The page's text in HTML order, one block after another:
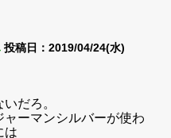
投稿日：2019/04/24(水)
だろ。
ャーマンシルバーが使わ
は